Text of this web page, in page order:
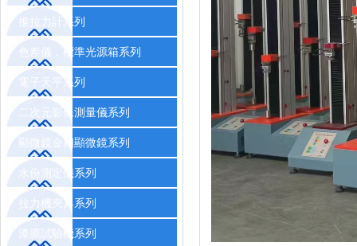
推拉力計系列
色差儀，標準光源箱系列
電子天平系列
二次元影像測量儀系列
顯微鏡金相顯微鏡系列
水份測定儀系列
拉力機夾具系列
漆膜試驗機系列